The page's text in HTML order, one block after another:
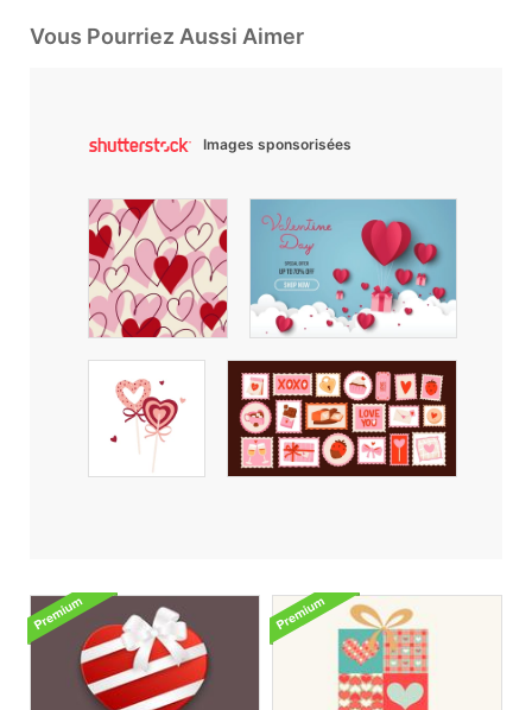
Vous Pourriez Aussi Aimer
Images sponsorisées